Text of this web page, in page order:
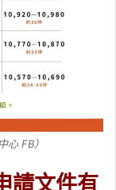
FB）